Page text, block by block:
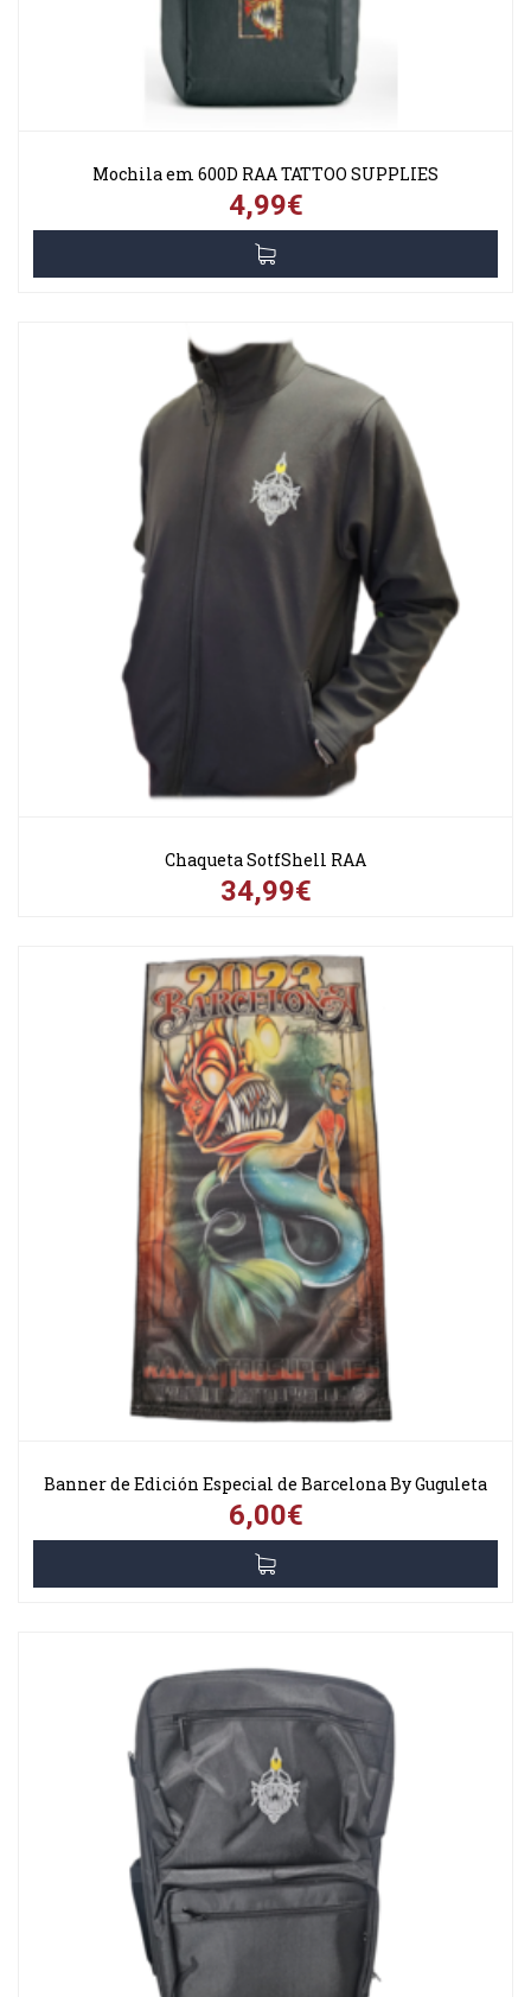
Mochila em 600D RAA TATTOO SUPPLIES
4,99€
Chaqueta SotfShell RAA
34,99€
Banner de Edición Especial de Barcelona By Guguleta
6,00€